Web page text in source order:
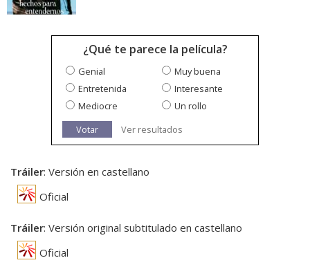
¿Qué te parece la película?
Genial
Muy buena
Entretenida
Interesante
Mediocre
Un rollo
Votar
Ver resultados
Tráiler: Versión en castellano
Oficial
Tráiler: Versión original subtitulado en castellano
Oficial